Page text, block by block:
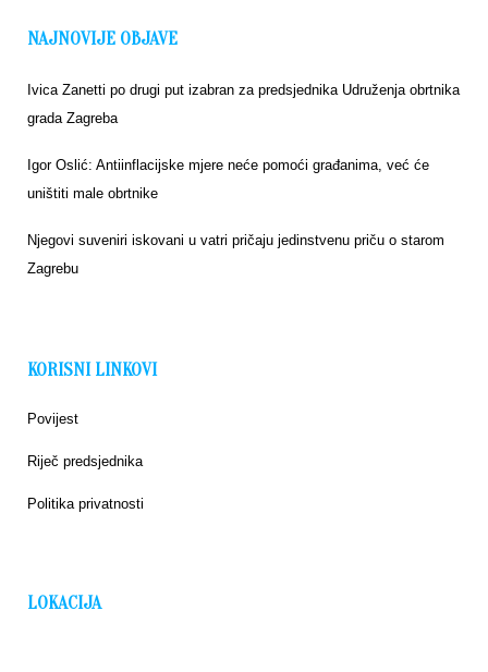
NAJNOVIJE OBJAVE
Ivica Zanetti po drugi put izabran za predsjednika Udruženja obrtnika
grada Zagreba
Igor Oslić: Antiinflacijske mjere neće pomoći građanima, već će
uništiti male obrtnike
Njegovi suveniri iskovani u vatri pričaju jedinstvenu priču o starom
Zagrebu
KORISNI LINKOVI
Povijest
Riječ predsjednika
Politika privatnosti
LOKACIJA